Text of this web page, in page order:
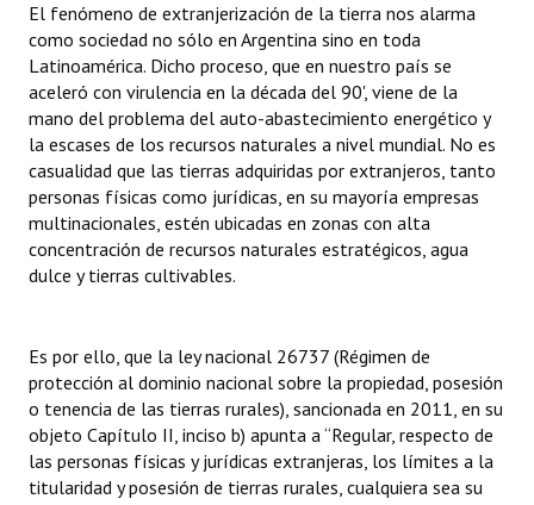
Datos Históricos
Premio al Mérito - Registro
Audiencias Públicas - Registro
Mujeres que Dejaron Huellas - Registro
Periodistas Decanos - Registro
Ciudadano Ilustre - Registro
Huéspedes de Honor - Registro
Antiguos Pobladores - Registro
Reconocimientos - Registro
El fenómeno de extranjerización de la tierra nos alarma
como sociedad no sólo en Argentina sino en toda
Latinoamérica. Dicho proceso, que en nuestro país se
aceleró con virulencia en la década del 90', viene de la
mano del problema del auto-abastecimiento energético y
la escases de los recursos naturales a nivel mundial. No es
casualidad que las tierras adquiridas por extranjeros, tanto
personas físicas como jurídicas, en su mayoría empresas
multinacionales, estén ubicadas en zonas con alta
concentración de recursos naturales estratégicos, agua
dulce y tierras cultivables.
Es por ello, que la ley nacional 26737 (Régimen de
protección al dominio nacional sobre la propiedad, posesión
o tenencia de las tierras rurales), sancionada en 2011, en su
objeto Capítulo II, inciso b) apunta a “Regular, respecto de
las personas físicas y jurídicas extranjeras, los límites a la
titularidad y posesión de tierras rurales, cualquiera sea su